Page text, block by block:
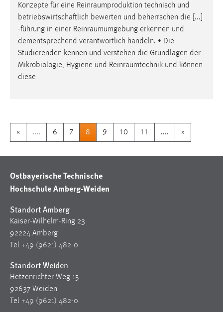
Konzepte für eine Reinraumproduktion technisch und
betriebswirtschaftlich bewerten und beherrschen die [...]
-führung in einer Reinraumumgebung erkennen und
dementsprechend verantwortlich handeln. • Die
Studierenden kennen und verstehen die Grundlagen der
Mikrobiologie, Hygiene und Reinraumtechnik und können
diese
« .... 6 7 8 9 10 11 .... »
Ostbayerische Technische
Hochschule Amberg-Weiden
Standort Amberg
Kaiser-Wilhelm-Ring 23
92224 Amberg
Tel +49 (9621) 482-0
Standort Weiden
Hetzenrichter Weg 15
92637 Weiden
Tel +49 (9621) 482-0